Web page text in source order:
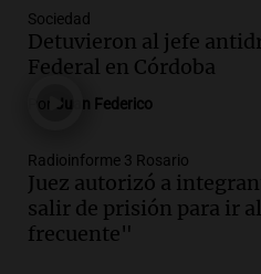
Audio.
revive con la visita
historia nacida en
Episodios
Fe relativiza el
jubilaciones en la
Panorama Federal
Episodios
Sociedad
Detuvieron al jefe
Federal en Córdoba
Juan Federico
Radioinforme 3 Rosario
Juez autorizó a
salir de prisión para ir
frecuente"